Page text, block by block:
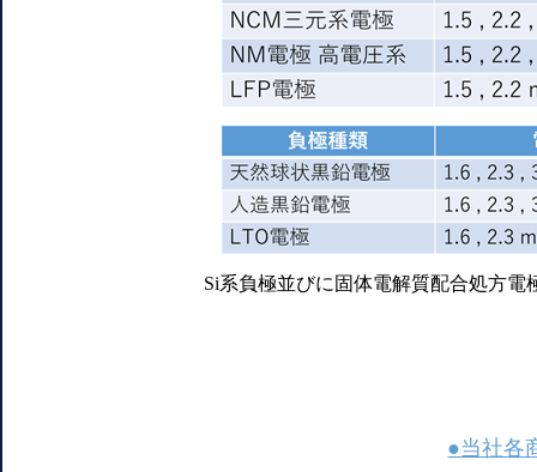
Si系負極並びに固体電解質配合処方
●当社各